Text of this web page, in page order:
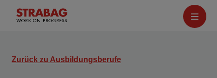
Zurück zu Ausbildungsberufe